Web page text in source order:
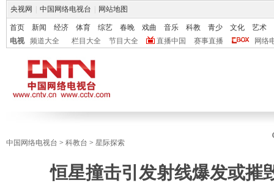
央视网 中国网络电视台 网站地图
首页 新闻 经济 体育 综艺 春晚 戏曲 音乐 科教 青少 文化
艺术
电视
频道大全 栏目大全 节目大全 直播中国 赛事直播 网络
中国网络电视台 > 科教台 > 星际探索
恒星撞击引发射线爆发或摧